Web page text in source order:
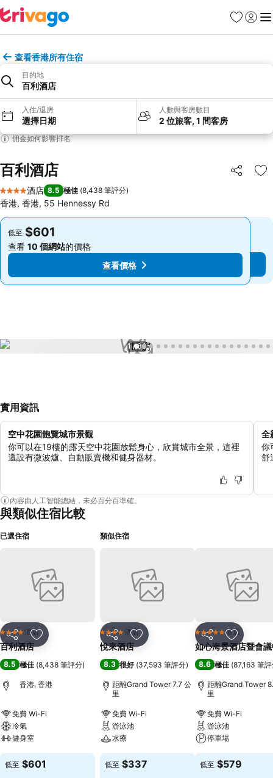
收藏夾
登入 選
查看香港所有住宿
目的地
百利酒店
入住/退房
選擇日期
人數與客房數目
2 位旅客, 1 間客房
佣金如何影響排名
百利酒店 分享
放
4 星級
酒店 8.5 極佳 (8,438 筆評分)
香港, 香港, 55 Hennessy Rd
低至 $601
查看 10 個網站的價格
查看價格
低至 $601
查看 10 個網站的價格
查看價格
1 / 39
實用資訊
空中花園飽覽城市景觀
你可以在19樓的露天空中花園放鬆身心，欣賞城市全景，這裡
還設有微波爐、自動販賣機和健身器材。
全
你
舒
內容由人工智能總結，未必百分百準確。
與類似住宿比較
已選住宿
分享 放到收藏夾
4 星級 酒店
百利酒店
8.5 極佳 (8,438 筆評分)
香港, 香港
免費 Wi-Fi
冷氣
健身室
低至 $601
類似住宿
分享 放到收藏夾
4 星級 酒店
悅來酒店
8.3 很好 (37,593 筆評分)
距離Grand Tower 7.7 公
里
免費 Wi-Fi
游泳池
水療
低至 $337
分享 放到收藏
5 星級 酒店
如心海景酒店暨會
8.6 極佳 (87,163 筆
距離Grand Tower
里
免費 Wi-Fi
游泳池
停車場
低至 $579